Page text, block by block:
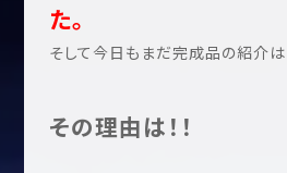
た。
そして今日もまだ完成品の紹介は
その理由は！！